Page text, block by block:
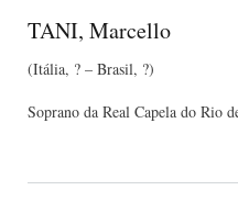
TANI, Marcello
(Itália, ? – Brasil, ?)
Soprano da Real Capela do Rio